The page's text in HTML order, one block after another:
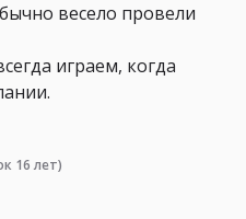
весело провели
играем, когда
16 лет)